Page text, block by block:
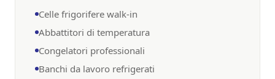
Celle frigorifere walk-in
Abbattitori di temperatura
Congelatori professionali
Banchi da lavoro refrigerati